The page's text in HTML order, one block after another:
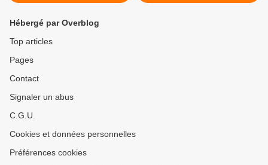
Hébergé par Overblog
Top articles
Pages
Contact
Signaler un abus
C.G.U.
Cookies et données personnelles
Préférences cookies